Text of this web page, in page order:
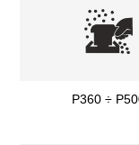
P360 ÷